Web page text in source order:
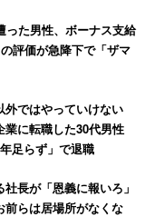
った男性、ボーナス支給
評価が急降下で「ザマ
ではやっていけない
業に転職した30代男性
足らず」で退職
長が「恩義に報いろ」
前らは居場所がなくな